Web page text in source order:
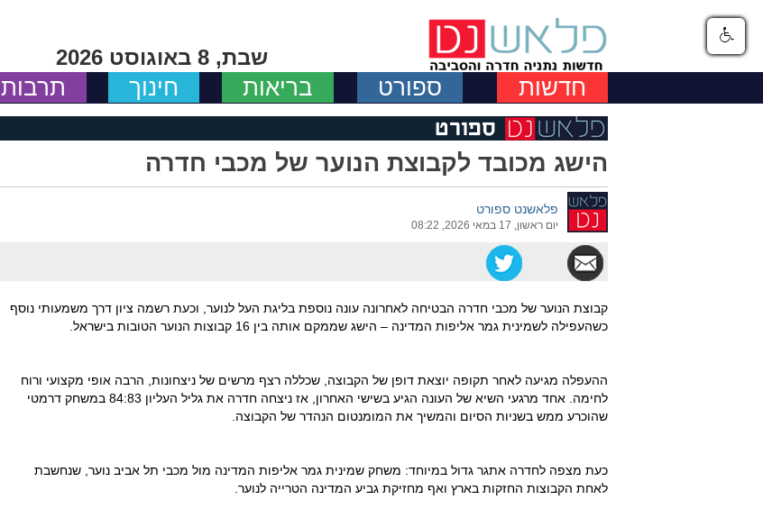
שבת, 8 באוגוסט 2026
חדשות ספורט בריאות חינוך תרבות
הישג מכובד לקבוצת הנוער של מכבי חדרה
פלאשנט ספורט
יום ראשון, 17 במאי 2026, 08:22
קבוצת הנוער של מכבי חדרה הבטיחה לאחרונה עונה נוספת בליגת העל לנוער, וכעת רשמה ציון דרך משמעותי נוסף
כשהעפילה לשמינית גמר אליפות המדינה – הישג שממקם אותה בין 16 קבוצות הנוער הטובות בישראל.
ההעפלה מגיעה לאחר תקופה יוצאת דופן של הקבוצה, שכללה רצף מרשים של ניצחונות, הרבה אופי מקצועי ורוח
לחימה. אחד מרגעי השיא של העונה הגיע בשישי האחרון, אז ניצחה חדרה את גליל העליון 84:83 במשחק דרמטי
שהוכרע ממש בשניות הסיום והמשיך את המומנטום הנהדר של הקבוצה.
כעת מצפה לחדרה אתגר גדול במיוחד: משחק שמינית גמר אליפות המדינה מול מכבי תל אביב נוער, שנחשבת
לאחת הקבוצות החזקות בארץ ואף מחזיקת גביע המדינה הטרייה לנוער.